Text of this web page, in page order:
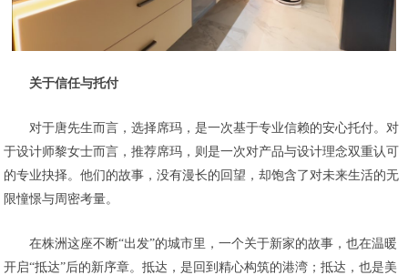
关于信任与托付
对于唐先生而言，选择席玛，是一次基于专业信赖的安心托付。对
于设计师黎女士而言，推荐席玛，则是一次对产品与设计理念双重认可
的专业抉择。他们的故事，没有漫长的回望，却饱含了对未来生活的无
限憧憬与周密考量。
在株洲这座不断“出发”的城市里，一个关于新家的故事，也在温暖
开启“抵达”后的新序章。抵达，是回到精心构筑的港湾；抵达，也是美